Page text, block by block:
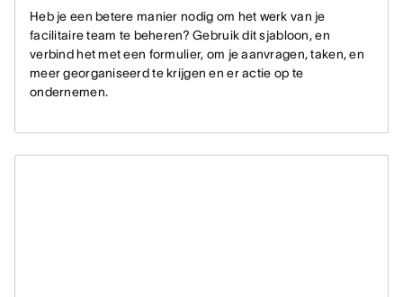
Heb je een betere manier nodig om het werk van je
facilitaire team te beheren? Gebruik dit sjabloon, en
verbind het met een formulier, om je aanvragen, taken, en
meer georganiseerd te krijgen en er actie op te
ondernemen.